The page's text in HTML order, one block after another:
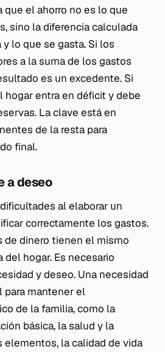
que el ahorro no es lo que
sino la diferencia calculada
lo que se gasta. Si los
a la suma de los gastos
es un excedente. Si
hogar entra en déficit y debe
La clave está en
de la resta para
final.
a deseo
al elaborar un
correctamente los gastos.
de dinero tienen el mismo
hogar. Es necesario
y deseo. Una necesidad
para mantener el
de la familia, como la
básica, la salud y la
elementos, la calidad de vida